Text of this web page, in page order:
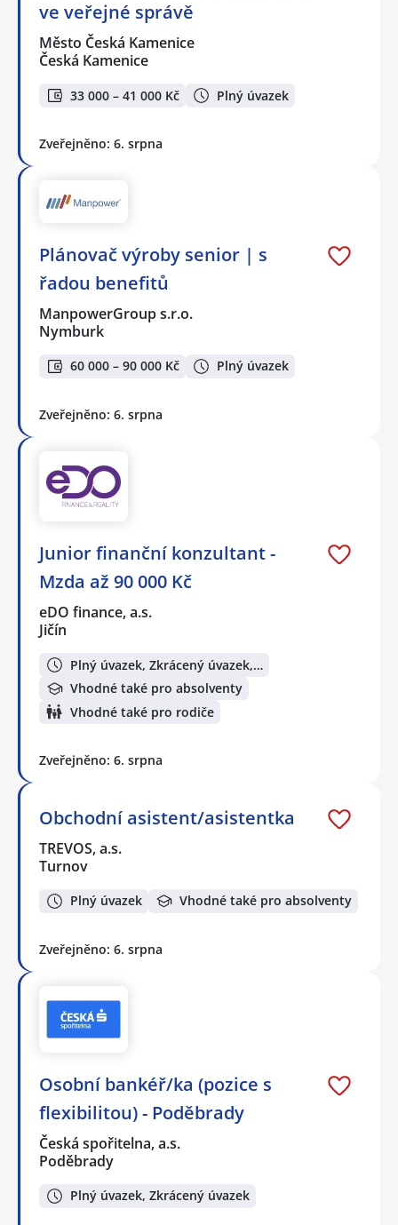
ve veřejné správě
Město Česká Kamenice
Česká Kamenice
33 000 – 41 000 Kč Plný úvazek
Zveřejněno: 6. srpna
Plánovač výroby senior | s
řadou benefitů
ManpowerGroup s.r.o.
Nymburk
60 000 – 90 000 Kč Plný úvazek
Zveřejněno: 6. srpna
Junior finanční konzultant -
Mzda až 90 000 Kč
eDO finance, a.s.
Jičín
Plný úvazek, Zkrácený úvazek,…
Vhodné také pro absolventy
Vhodné také pro rodiče
Zveřejněno: 6. srpna
Obchodní asistent/asistentka
TREVOS, a.s.
Turnov
Plný úvazek Vhodné také pro absolventy
Zveřejněno: 6. srpna
Osobní bankéř/ka (pozice s
flexibilitou) - Poděbrady
Česká spořitelna, a.s.
Poděbrady
Plný úvazek, Zkrácený úvazek